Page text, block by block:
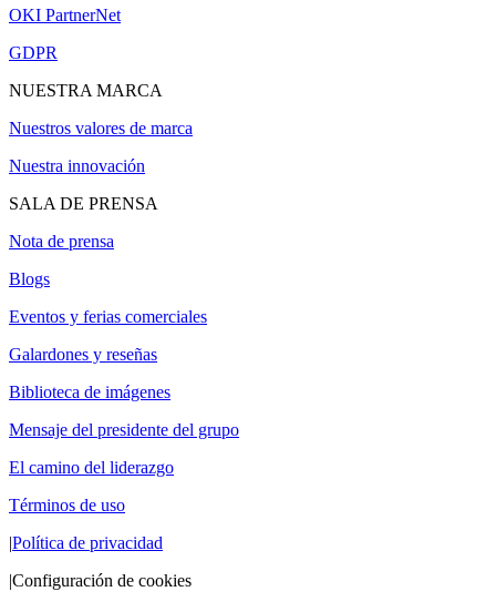
OKI PartnerNet
GDPR
NUESTRA MARCA
Nuestros valores de marca
Nuestra innovación
SALA DE PRENSA
Nota de prensa
Blogs
Eventos y ferias comerciales
Galardones y reseñas
Biblioteca de imágenes
Mensaje del presidente del grupo
El camino del liderazgo
Términos de uso
|Política de privacidad
|Configuración de cookies